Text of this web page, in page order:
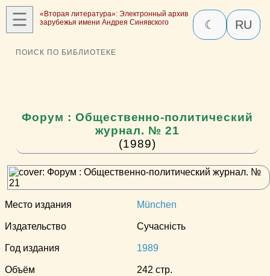
☰
«Вторая литература»: Электронный архив
зарубежья имени Андрея Синявского
☾ RU
ПОИСК ПО БИБЛИОТЕКЕ
Форум : Общественно-политический
журнал. № 21
(1989)
Место издания München
Издательство Сучаснiсть
Год издания 1989
Объём 242 стр.